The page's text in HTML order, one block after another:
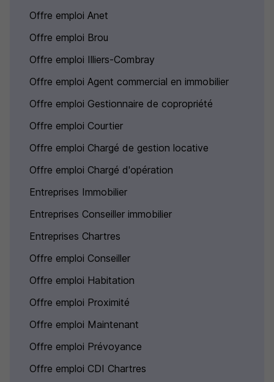
Offre emploi Anet
Offre emploi Brou
Offre emploi Illiers-Combray
Offre emploi Agent commercial en immobilier
Offre emploi Gestionnaire de copropriété
Offre emploi Courtier
Offre emploi Chargé de gestion locative
Offre emploi Chargé d'opération
Entreprises Immobilier
Entreprises Conseiller immobilier
Entreprises Chartres
Offre emploi Conseiller
Offre emploi Habitation
Offre emploi Proximité
Offre emploi Maintenant
Offre emploi Prévoyance
Offre emploi CDI Chartres